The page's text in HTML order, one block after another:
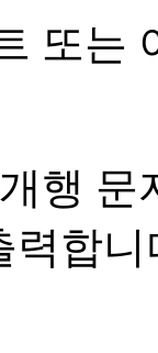
또는
행 문
력합니